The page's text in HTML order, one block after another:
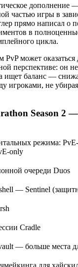
дополнение
частью игры в
прямо написал о
в
цикла.
может оказаться
перспективе: он
ищет баланс —
игроками, не
Season 2
режима:
only
очереди Duos
— Sentinel
Cradle
— больше места
для